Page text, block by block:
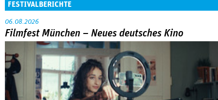
FESTIVALBERICHTE
06.08.2026
Filmfest München – Neues deutsches Kino